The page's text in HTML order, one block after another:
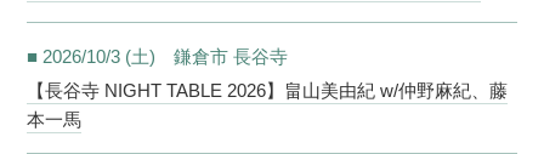
■ 2026/10/3 (土) 鎌倉市 長谷寺
【長谷寺 NIGHT TABLE 2026】畠山美由紀 w/仲野麻紀、藤
本一馬